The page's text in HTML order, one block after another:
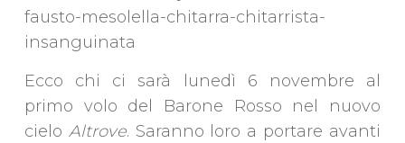
Ecco chi ci sarà lunedì 6 novembre al
primo volo del Barone Rosso nel nuovo
cielo Altrove. Saranno loro a portare avanti